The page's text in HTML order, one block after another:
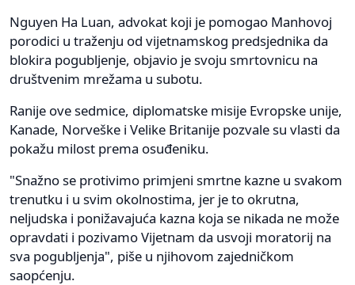
Nguyen Ha Luan, advokat koji je pomogao Manhovoj
porodici u traženju od vijetnamskog predsjednika da
blokira pogubljenje, objavio je svoju smrtovnicu na
društvenim mrežama u subotu.
Ranije ove sedmice, diplomatske misije Evropske unije,
Kanade, Norveške i Velike Britanije pozvale su vlasti da
pokažu milost prema osuđeniku.
"Snažno se protivimo primjeni smrtne kazne u svakom
trenutku i u svim okolnostima, jer je to okrutna,
neljudska i ponižavajuća kazna koja se nikada ne može
opravdati i pozivamo Vijetnam da usvoji moratorij na
sva pogubljenja", piše u njihovom zajedničkom
saopćenju.